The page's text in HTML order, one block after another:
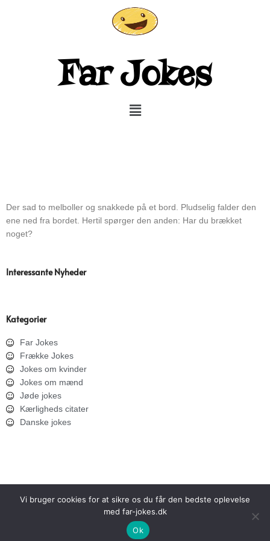
Far Jokes
Menu
Der sad to melboller og snakkede på et bord. Pludselig falder den
ene ned fra bordet. Hertil spørger den anden: Har du brækket
noget?
Interessante Nyheder
Kategorier
Far Jokes
Frække Jokes
Jokes om kvinder
Jokes om mænd
Jøde jokes
Kærligheds citater
Danske jokes
SITEMAP PRIVATLIVSPOLITIK
Copyright © 2026 Far Jokes
Vi bruger cookies for at sikre os du får den bedste oplevelse
med far-jokes.dk
Ok